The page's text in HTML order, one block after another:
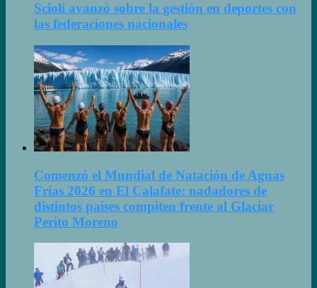
Scioli avanzó sobre la gestión en deportes con
las federaciones nacionales
Comenzó el Mundial de Natación de Aguas
Frías 2026 en El Calafate: nadadores de
distintos países compiten frente al Glaciar
Perito Moreno